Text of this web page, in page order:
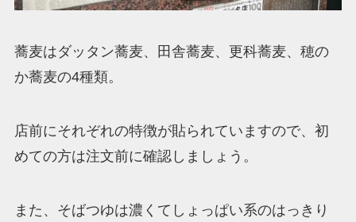
蕎麦はダッタン蕎麦、田舎蕎麦、更科蕎麦、穂の
か蕎麦の4種類。
店前にそれぞれの特徴が貼られていますので、初
めての方は注文前に確認しましょう。
また、そばつゆは濃くてしょっぱい系のはっきり